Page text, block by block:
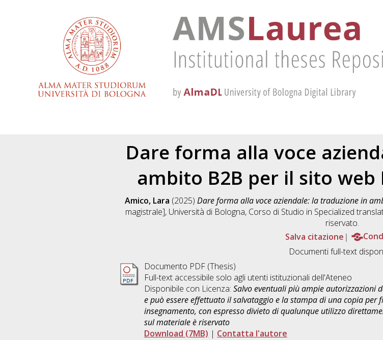
Dare forma alla voce
ambito B2B per il sito web
Amico, Lara (2025) Dare forma alla voce aziendale: la traduzione in
magistrale], Università di Bologna, Corso di Studio in Specialized
riservato.
Salva citazione
Documenti full-text
Documento PDF (Thesis)
Full-text accessibile solo agli utenti istituzionali dell'Ateneo
Disponibile con Licenza: Salvo eventuali più ampie autorizzazioni
e può essere effettuato il salvataggio e la stampa di una copia
insegnamento, con espresso divieto di qualunque utilizzo
sul materiale è riservato
Download (7MB) | Contatta l'autore